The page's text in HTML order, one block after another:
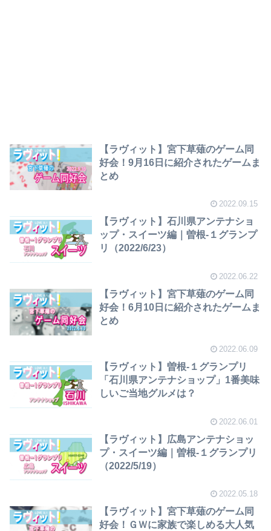
【ラヴィット】宮下草薙のゲーム同
好会！9月16日に紹介されたゲームま
とめ
2022.09.15
【ラヴィット】石川県アンテナショ
ップ・スイーツ編｜曽根-１グランプ
リ（2022/6/23）
2022.06.22
【ラヴィット】宮下草薙のゲーム同
好会！6月10日に紹介されたゲームま
とめ
2022.06.09
【ラヴィット】曽根-１グランプリ
「石川県アンテナショップ」1番美味
しいご当地グルメは？
2022.06.01
【ラヴィット】広島アンテナショッ
プ・スイーツ編｜曽根-１グランプリ
（2022/5/19）
2022.05.18
【ラヴィット】宮下草薙のゲーム同
好会！ＧＷに家族で楽しめる大人気